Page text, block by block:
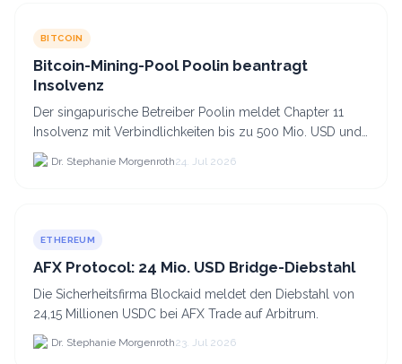
BITCOIN
Bitcoin-Mining-Pool Poolin beantragt
Insolvenz
Der singapurische Betreiber Poolin meldet Chapter 11
Insolvenz mit Verbindlichkeiten bis zu 500 Mio. USD und
plant den Verkauf zweier Texas-Standorte für.
Dr. Stephanie Morgenroth24. Jul 2026
ETHEREUM
AFX Protocol: 24 Mio. USD Bridge-Diebstahl
Die Sicherheitsfirma Blockaid meldet den Diebstahl von
24,15 Millionen USDC bei AFX Trade auf Arbitrum.
Dr. Stephanie Morgenroth23. Jul 2026